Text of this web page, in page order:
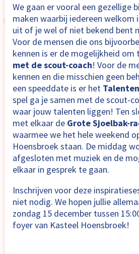
We gaan er vooral een gezellige
maken waarbij iedereen welkom
uit of je wel of niet bekend bent
Voor de mensen die ons
kennen is er de mogelijkheid om
met de scout-coach! Voor de
kennen en die misschien geen
een speeddate is er het
spel ga je samen met de scout-
waar jouw talenten liggen! Ten
met elkaar de Grote Sjoelbak-
waarmee we het hele weekend
Hoensbroek staan. De middag
afgesloten met muziek en de
elkaar in gesprek te gaan.
Inschrijven voor deze
niet nodig. We hopen jullie
zondag 15 december tussen
foyer van Kasteel Hoensbroek!